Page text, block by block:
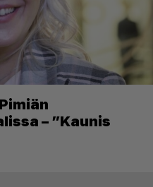
– ”Kaunis